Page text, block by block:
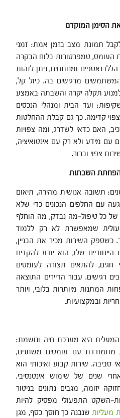
את הסימן המוקדם
תמונת מצב בזמן אמת: זמני
העומס, טמפרטורות בלוח הבקרה
נאספים ומנותחים, ניתן לזהות
מרגישים בה. כיול קל,
למנוע תקלה יקרה והשבתה באמצע
ועד הבית ומנהלי הנכסים
קדימה. כך גם קבלת ההחלטות
האם כדאי לשדרג, ומה צפויות
עם מידע ולא רק עם אינטואיציה,
צפוי וברור.
והפחתת השבתות
תשובה אנושית מהירה, תיאום
עם החלפים הנכונים כדי שלא
של כל טיפול—מה נבדק, מה הוחלף
שמאפשרת לא רק ללמוד
השירות מכיר את הבניין,
שלו, הוא יודע להקדים
חגים, להתאים תצורה לעומסים
רגישים. עבור הדיירים התוצאה
המתנות מיותרות בלובי, ויותר
ובמקצועיות.
היא מערכת חיה ונושמת:
מתמודדת עם עומסים משתנים,
סביבה. שירות קבוע ואיכותי הוא
שנים של שימוש אינטנסיבי.
יזומה, מגבים נתונים בניטור
התפעולי מפסיק להיות
מעליותשנבנה כך חוסך כסף, מגן